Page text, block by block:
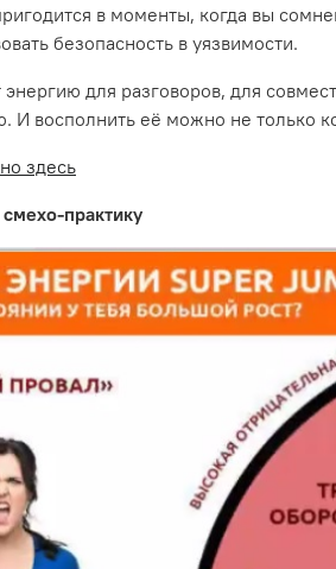
в моменты, когда вы
безопасность в уязвимости.
энергию для разговоров, для
И восполнить её можно не только
здесь
практику